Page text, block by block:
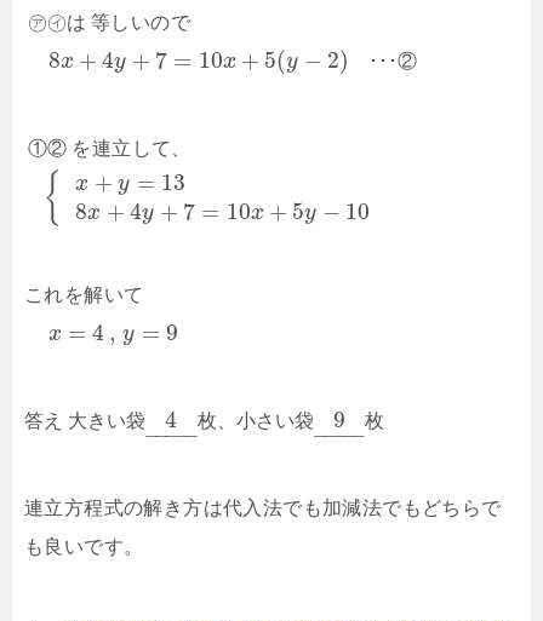
㋐㋑は 等しいので
8x + 4y + 7 = 10x + 5(y − 2) ･ ･ ･②
①② を連立して、
{ x + y = 13
8x + 4y + 7 = 10x + 5y − 10
これを解いて
x = 4 , y = 9
答え 大き い袋 4
– –
–––
枚 小さ い袋 9
– –
–––
枚
連立方程式の解き方は代入法でも加減法でもどちらで
も良いです。